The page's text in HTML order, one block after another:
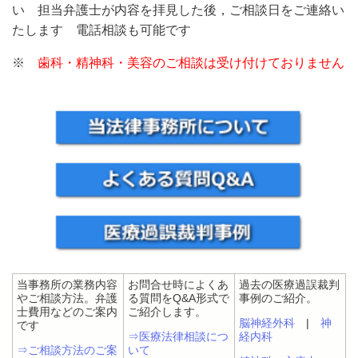
い 担当弁護士が内容を拝見した後，ご相談日をご連絡い
たします 電話相談も可能です
※ 歯科・精神科・美容のご相談は受け付けておりません
当事務所の業務内容
やご相談方法。弁護
士費用などのご案内
です
⇒ご相談方法のご案
お問合せ時によくあ
る質問をQ&A形式で
ご紹介します。
⇒医療法律相談につ
いて
過去の医療過誤裁判
事例のご紹介。
脳神経外科 | 神
経内科